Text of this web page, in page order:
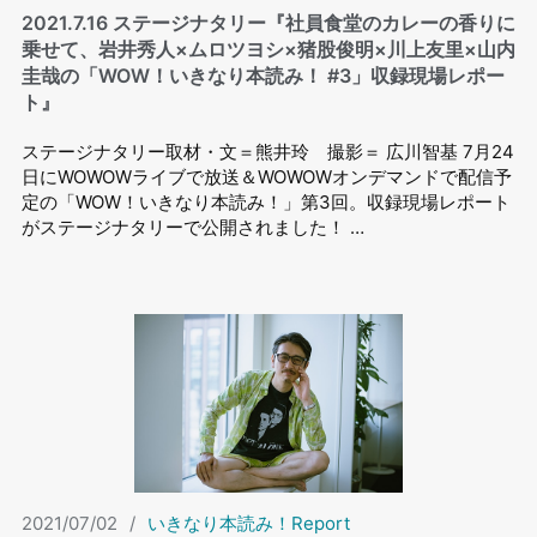
2021.7.16 ステージナタリー『社員食堂のカレーの香りに
乗せて、岩井秀人×ムロツヨシ×猪股俊明×川上友里×山内
圭哉の「WOW！いきなり本読み！ #3」収録現場レポー
ト』
ステージナタリー取材・文＝熊井玲 撮影＝ 広川智基 7月24
日にWOWOWライブで放送＆WOWOWオンデマンドで配信予
定の「WOW！いきなり本読み！」第3回。収録現場レポート
がステージナタリーで公開されました！ …
2021/07/02 / いきなり本読み！Report